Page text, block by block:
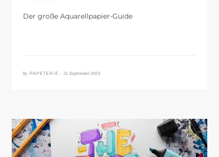
Der große Aquarellpapier-Guide
by PAPETERIE • 21. September 2023